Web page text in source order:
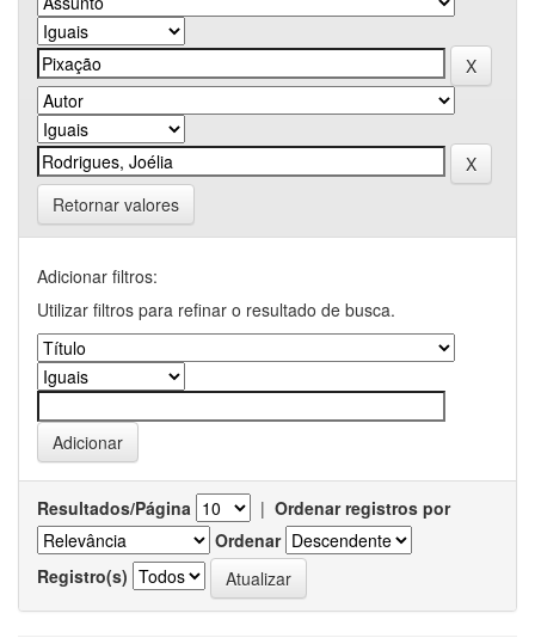
Retornar valores
Adicionar filtros:
Utilizar filtros para refinar o resultado de busca.
Resultados/Página | Ordenar registros por
Ordenar
Registro(s)